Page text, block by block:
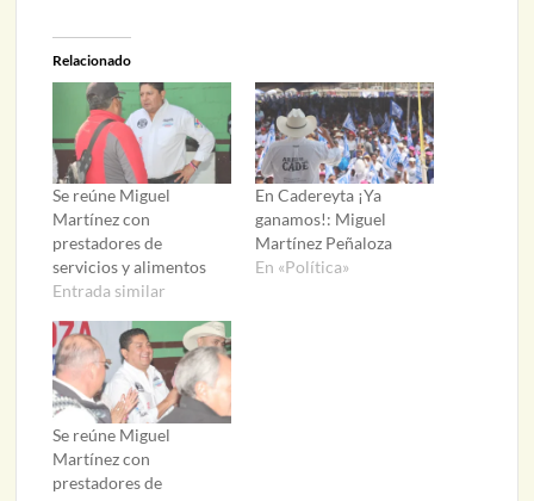
Relacionado
Se reúne Miguel
Martínez con
prestadores de
servicios y alimentos
Entrada similar
En Cadereyta ¡Ya
ganamos!: Miguel
Martínez Peñaloza
En «Política»
Se reúne Miguel
Martínez con
prestadores de